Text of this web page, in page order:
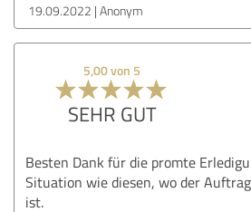
19.09.2022 Anonym
5,00 von 5
SEHR GUT
Besten Dank für die promte
Situation wie diesen, wo der
ist.